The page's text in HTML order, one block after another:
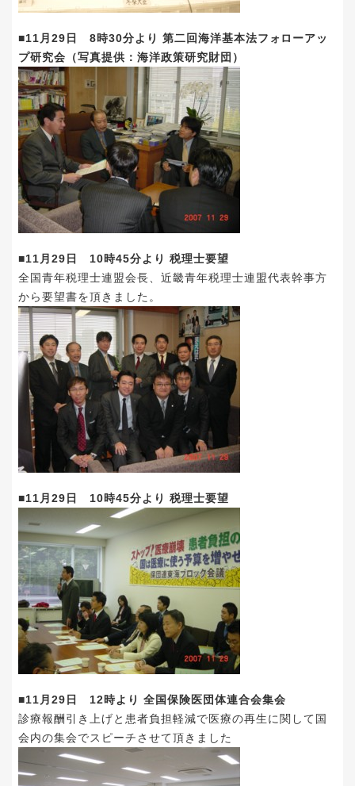
■11月29日 8時30分より 第二回海洋基本法フォローアッ
プ研究会（写真提供：海洋政策研究財団）
■11月29日 10時45分より 税理士要望
全国青年税理士連盟会長、近畿青年税理士連盟代表幹事方
から要望書を頂きました。
■11月29日 10時45分より 税理士要望
■11月29日 12時より 全国保険医団体連合会集会
診療報酬引き上げと患者負担軽減で医療の再生に関して国
会内の集会でスピーチさせて頂きました